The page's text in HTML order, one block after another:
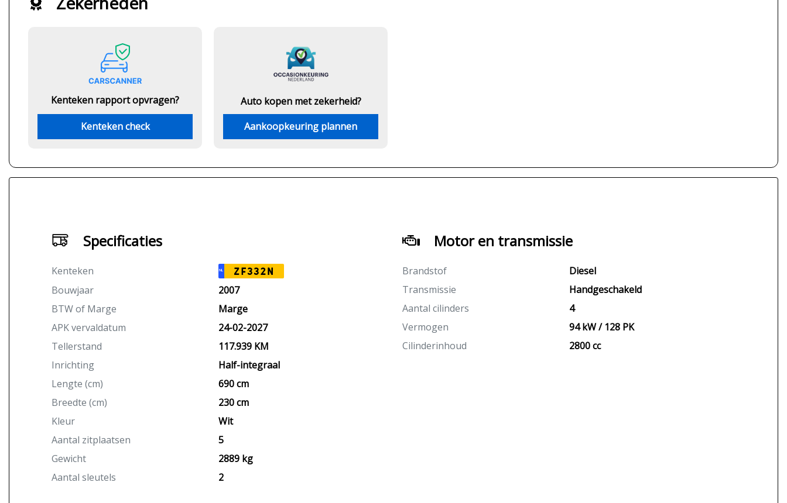
Kenteken rapport opvragen?
Kenteken check
Auto kopen met zekerheid?
Aankoopkeuring plannen
Specificaties
Kenteken NL ZF332N
Bouwjaar
2007
BTW of Marge
Marge
APK vervaldatum
24-02-2027
Tellerstand
117.939 KM
Inrichting
Half-integraal
Lengte (cm)
690 cm
Breedte (cm)
230 cm
Kleur
Wit
Aantal zitplaatsen
5
Gewicht
2889 kg
Aantal sleutels
2
Motor en transmissie
Brandstof
Diesel
Transmissie
Handgeschakeld
Aantal cilinders
4
Vermogen
94 kW / 128 PK
Cilinderinhoud
2800 cc